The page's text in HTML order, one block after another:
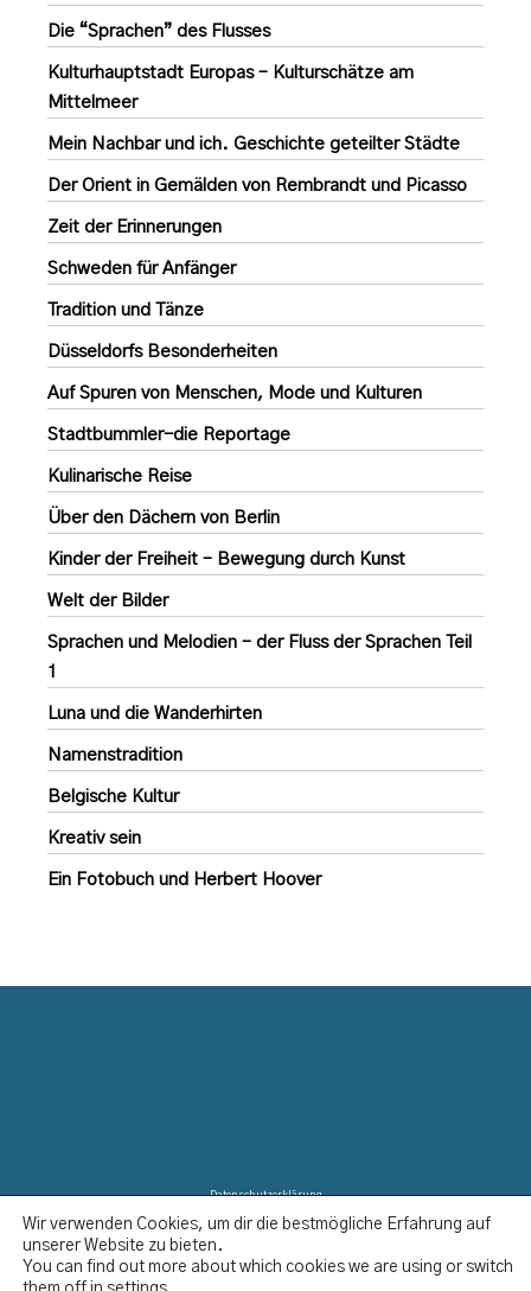
Die “Sprachen” des Flusses
Kulturhauptstadt Europas – Kulturschätze am
Mittelmeer
Mein Nachbar und ich. Geschichte geteilter Städte
Der Orient in Gemälden von Rembrandt und Picasso
Zeit der Erinnerungen
Schweden für Anfänger
Tradition und Tänze
Düsseldorfs Besonderheiten
Auf Spuren von Menschen, Mode und Kulturen
Stadtbummler-die Reportage
Kulinarische Reise
Über den Dächern von Berlin
Kinder der Freiheit – Bewegung durch Kunst
Welt der Bilder
Sprachen und Melodien – der Fluss der Sprachen Teil
1
Luna und die Wanderhirten
Namenstradition
Belgische Kultur
Kreativ sein
Ein Fotobuch und Herbert Hoover
Datenschutzerklärung
Disclaimer
Wir verwenden Cookies, um dir die bestmögliche Erfahrung auf
unserer Website zu bieten.
You can find out more about which cookies we are using or switch